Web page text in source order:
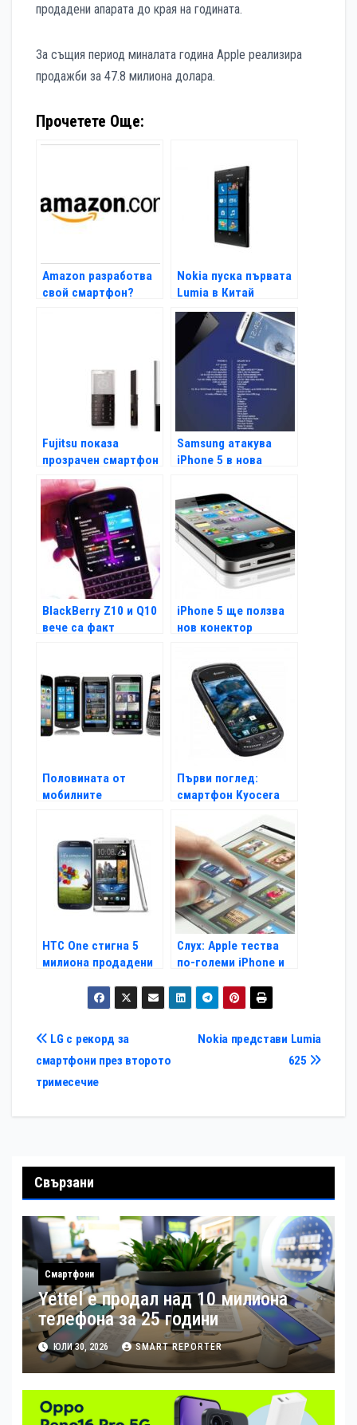
продадени апарата до края на годината.
За същия период миналата година Apple реализира
продажби за 47.8 милиона долара.
Прочетете Още:
Amazon разработва
свой смартфон?
Nokia пуска първата
Lumia в Китай
Fujitsu показа
прозрачен смартфон
Samsung атакува
iPhone 5 в нова
BlackBerry Z10 и Q10
вече са факт
iPhone 5 ще ползва
нов конектор
Половината от
мобилните
Първи поглед:
смартфон Kyocera
HTC One стигна 5
милиона продадени
Слух: Apple тества
по-големи iPhone и
Навигация
Nokia представи Lumia
625
LG с рекорд за
смартфони през второто
тримесечие
Свързани
Смартфони
Yettel е продал над 10 милиона
телефона за 25 години
ЮЛИ 30, 2026 SMART REPORTER